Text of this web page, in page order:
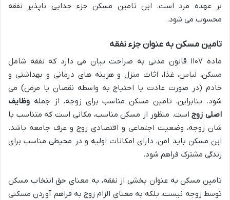
بر عهده مرد است. این تامین مسکن جزء جدایی ناپذیر نفقه
محسوب می شود.
تامین مسکن به عنوان جزء نفقه
ماده ۱۱۰۷ قانون مدنی به صراحت بیان می دارد که نفقه شامل
مسکن، لباس، غذا، اثاث منزل و هزینه های درمانی و بهداشتی و
خادم (در صورت عادت یا احتیاج به واسطه نقصان یا مرض) می
شود. بنابراین، تامین مسکن مناسب برای زوجه، از جمله وظایف
اصلی زوجاست. منظور از مسکن مناسب، مکانی است که متناسب با
شان زوجه، وضعیت اجتماعی و اقتصادی زوج و عرف جامعه باشد.
این مسکن باید امن، دارای امکانات اولیه و در محیطی مناسب برای
زندگی مشترک فراهم شود.
تامین مسکن به عنوان بخشی از نفقه، به معنای حق انتخاب مسکن
توسط زوجه نیست، بلکه به معنای الزام زوج به فراهم آوردن مسکنی